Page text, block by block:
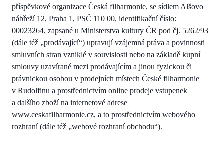
příspěvkové organizace Česká filharmonie, se sídlem Alšovo
nábřeží 12, Praha 1, PSČ 110 00, identifikační číslo:
00023264, zapsané u Ministerstva kultury ČR pod čj. 5262/93
(dále též „prodávající“) upravují vzájemná práva a povinnosti
smluvních stran vzniklé v souvislosti nebo na základě kupní
smlouvy uzavírané mezi prodávajícím a jinou fyzickou či
právnickou osobou v prodejních místech České filharmonie
v Rudolfinu a prostřednictvím online prodeje vstupenek
a dalšího zboží na internetové adrese
www.ceskafilharmonie.cz, a to prostřednictvím webového
rozhraní (dále též „webové rozhraní obchodu“).